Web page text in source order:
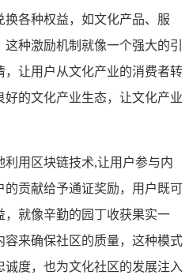
各种权益，如文化产品、服
种激励机制就像一个强大的引
让用户从文化产业的消费者转
的文化产业生态，让文化产业
用区块链技术,让用户参与内
贡献给予通证奖励，用户既可
就像辛勤的园丁收获果实一
来确保社区的质量，这种模式
度，也为文化社区的发展注入